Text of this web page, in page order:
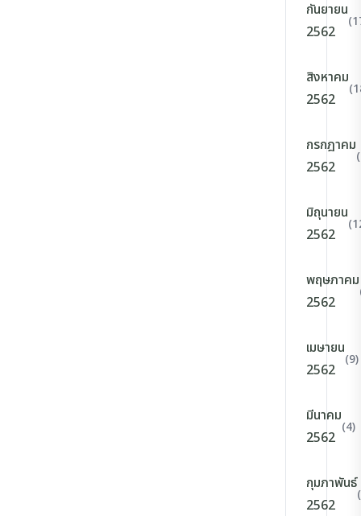
กันยายน
2562
สิงหาคม
2562
กรกฎาคม
2562
มิถุนายน
2562
พฤษภาคม
2562
เมษายน
2562
(9)
มีนาคม
2562
(4)
กุมภาพันธ์
2562